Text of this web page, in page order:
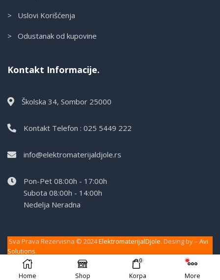
> Uslovi Korišćenja
> Odustanak od kupovine
Kontakt Informacije.
Školska 34, Sombor 25000
Kontakt Telefon : 025 5449 222
info@elektromaterijaldjole.rs
Pon-Pet 08:00h - 17:00h
Subota 08:00h - 14:00h
Nedelja Neradna
Sva Prava Rezervisna © 2024ElektromaterijalDjole. Desing by – Avi
Solutions.
Home Shop
0
Korpa More